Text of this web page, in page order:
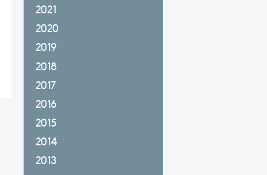
2021
2020
2019
2018
2017
2016
2015
2014
2013